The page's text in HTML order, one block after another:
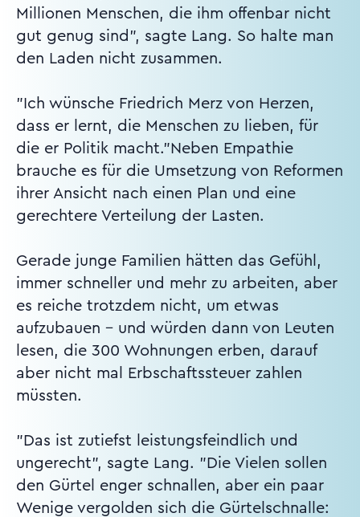
Millionen Menschen, die ihm offenbar nicht
gut genug sind", sagte Lang. So halte man
den Laden nicht zusammen.
"Ich wünsche Friedrich Merz von Herzen,
dass er lernt, die Menschen zu lieben, für
die er Politik macht."Neben Empathie
brauche es für die Umsetzung von Reformen
ihrer Ansicht nach einen Plan und eine
gerechtere Verteilung der Lasten.
Gerade junge Familien hätten das Gefühl,
immer schneller und mehr zu arbeiten, aber
es reiche trotzdem nicht, um etwas
aufzubauen - und würden dann von Leuten
lesen, die 300 Wohnungen erben, darauf
aber nicht mal Erbschaftssteuer zahlen
müssten.
"Das ist zutiefst leistungsfeindlich und
ungerecht", sagte Lang. "Die Vielen sollen
den Gürtel enger schnallen, aber ein paar
Wenige vergolden sich die Gürtelschnalle: